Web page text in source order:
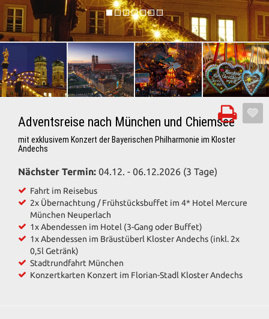
Adventsreise nach München und Chiemsee
mit exklusivem Konzert der Bayerischen Philharmonie im Kloster
Andechs
Nächster Termin: 04.12. - 06.12.2026 (3 Tage)
Fahrt im Reisebus
2x Übernachtung / Frühstücksbuffet im 4* Hotel Mercure
München Neuperlach
1x Abendessen im Hotel (3-Gang oder Buffet)
1x Abendessen im Bräustüberl Kloster Andechs (inkl. 2x
0,5l Getränk)
Stadtrundfahrt München
Konzertkarten Konzert im Florian-Stadl Kloster Andechs